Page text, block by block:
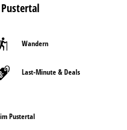
Wandern
Last-Minute & Deals
Pustertal